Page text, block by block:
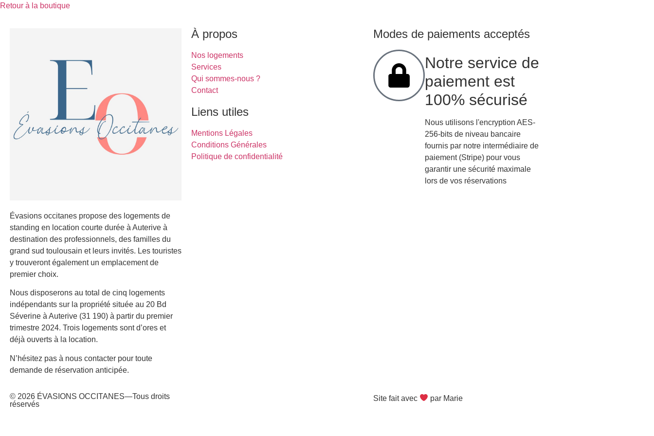
Retour à la boutique
Évasions occitanes propose des logements de
standing en location courte durée à Auterive à
destination des professionnels, des familles du
grand sud toulousain et leurs invités. Les touristes
y trouveront également un emplacement de
premier choix.
Nous disposerons au total de cinq logements
indépendants sur la propriété située au 20 Bd
Séverine à Auterive (31 190) à partir du premier
trimestre 2024. Trois logements sont d’ores et
déjà ouverts à la location.
N’hésitez pas à nous contacter pour toute
demande de réservation anticipée.
À propos
Nos logements
Services
Qui sommes-nous ?
Contact
Liens utiles
Mentions Légales
Conditions Générales
Politique de confidentialité
Modes de paiements acceptés
Notre service de
paiement est
100% sécurisé
Nous utilisons l'encryption AES-
256-bits de niveau bancaire
fournis par notre intermédiaire de
paiement (Stripe) pour vous
garantir une sécurité maximale
lors de vos réservations
© 2026 ÉVASIONS OCCITANES—Tous droits
réservés
Site fait avec par Marie